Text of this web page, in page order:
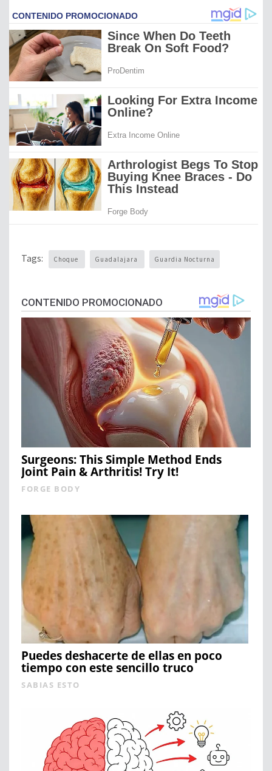
Tags: Choque Guadalajara Guardia Nocturna
CONTENIDO PROMOCIONADO
Surgeons: This Simple Method Ends
Joint Pain & Arthritis! Try It!
FORGE BODY
Puedes deshacerte de ellas en poco
tiempo con este sencillo truco
SABIAS ESTO